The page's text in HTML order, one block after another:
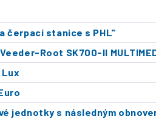
čerpací stanice s PHL"
Root SK700-II
jednotky s následným